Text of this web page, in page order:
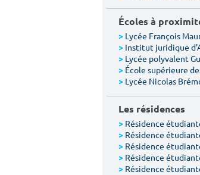
Écoles à
> Lycée François
> Institut juridique
> Lycée polyvalent
> École supérieure
> Lycée Nicolas
Les résidences
> Résidence
> Résidence
> Résidence
> Résidence
> Résidence